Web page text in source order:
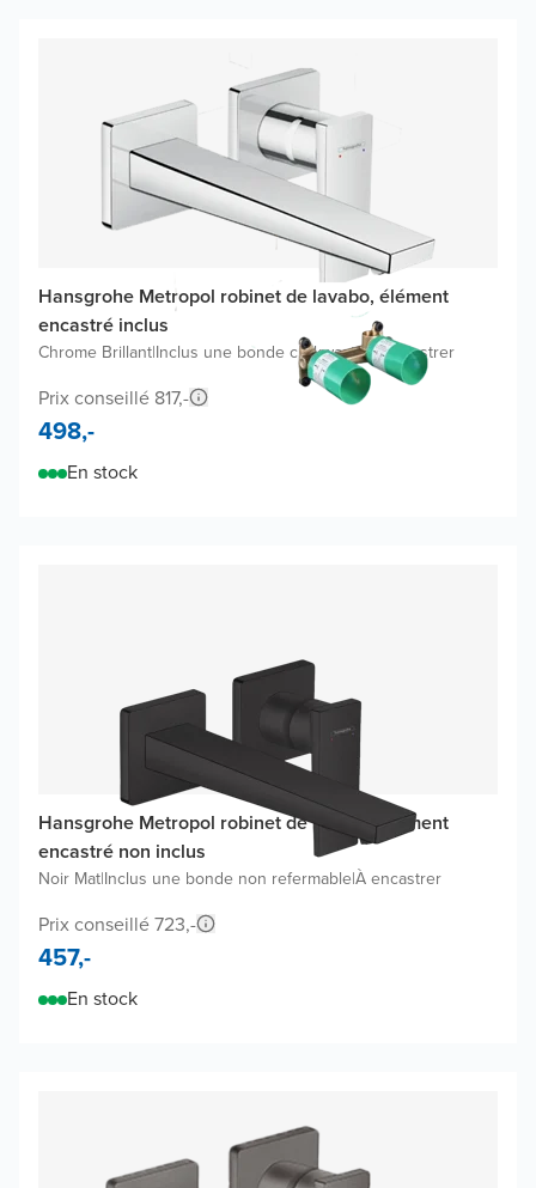
Hansgrohe Metropol robinet de lavabo, élément
encastré inclus
Chrome Brillant|Inclus une bonde clickwaste|À encastrer
Prix conseillé 817,-
498,-
En stock
Hansgrohe Metropol robinet de lavabo, élément
encastré non inclus
Noir Mat|Inclus une bonde non refermable|À encastrer
Prix conseillé 723,-
457,-
En stock